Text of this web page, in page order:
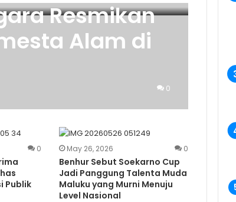
Resmikan
Alam di
0
0
Publik
May 26, 2026 0
Benhur Sebut Soekarno Cup
Jadi Panggung Talenta Muda
Maluku yang Murni Menuju
Level Nasional